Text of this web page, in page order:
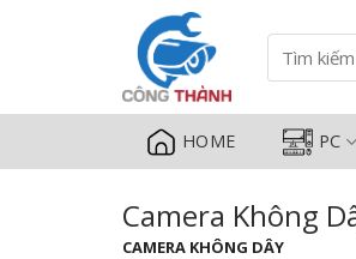
Camera Không Dây -
kiếm:
HOME PC
Camera Không
CAMERA KHÔNG DÂY